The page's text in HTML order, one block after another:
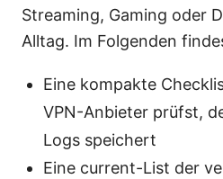
Streaming, Gaming oder
Alltag. Im Folgenden
Eine kompakte
VPN-Anbieter prüfst,
Logs speichert
Eine current-List der